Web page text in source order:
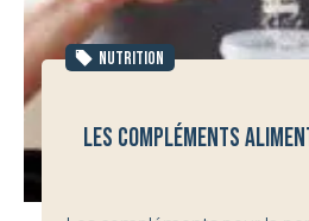
NUTRITION
LES COMPLÉMENTS